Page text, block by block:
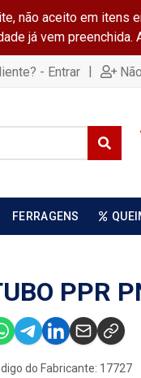
não aceito em itens
já vem preenchida.
- Entrar |
FERRAGENS
PPR
do Fabricante: 17727